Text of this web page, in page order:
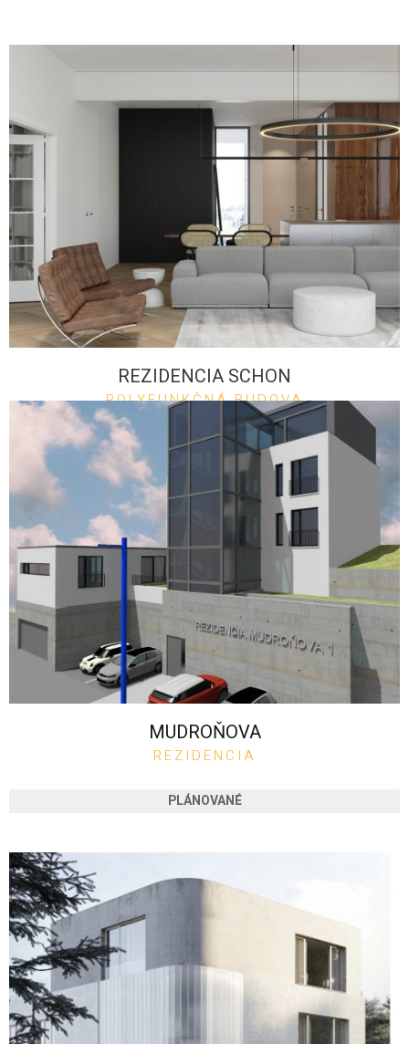
REZIDENCIA SCHON
POLYFUNKČNÁ BUDOVA
MUDROŇOVA
REZIDENCIA
PLÁNOVANÉ